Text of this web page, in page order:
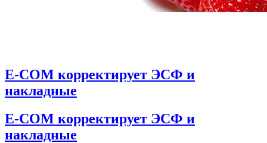
E-COM корректирует ЭСФ и
накладные
E-COM корректирует ЭСФ и
накладные